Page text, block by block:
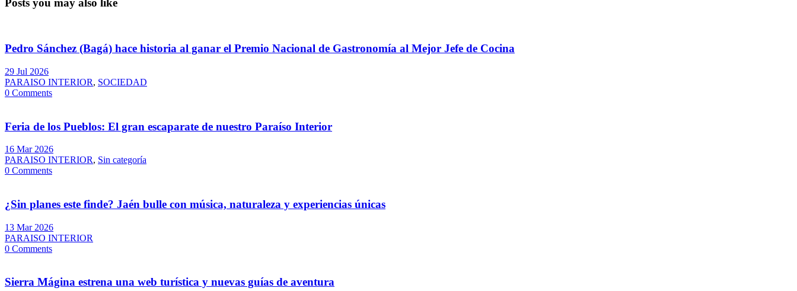
Pedro Sánchez (Bagá) hace historia al ganar el Premio Nacional de Gastronomía al Mejor Jefe de Cocina
29 Jul 2026
PARAISO INTERIOR, SOCIEDAD
0 Comments
Feria de los Pueblos: El gran escaparate de nuestro Paraíso Interior
16 Mar 2026
PARAISO INTERIOR, Sin categoría
0 Comments
¿Sin planes este finde? Jaén bulle con música, naturaleza y experiencias únicas
13 Mar 2026
PARAISO INTERIOR
0 Comments
Sierra Mágina estrena una web turística y nuevas guías de aventura